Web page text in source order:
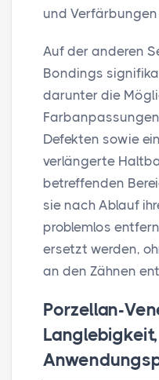
und
Auf der anderen
Bondings
darunter die
Defekten sowie
verlängerte
betreffenden
sie nach Ablauf
problemlos
ersetzt werden,
an den Zähnen
Porzellan-